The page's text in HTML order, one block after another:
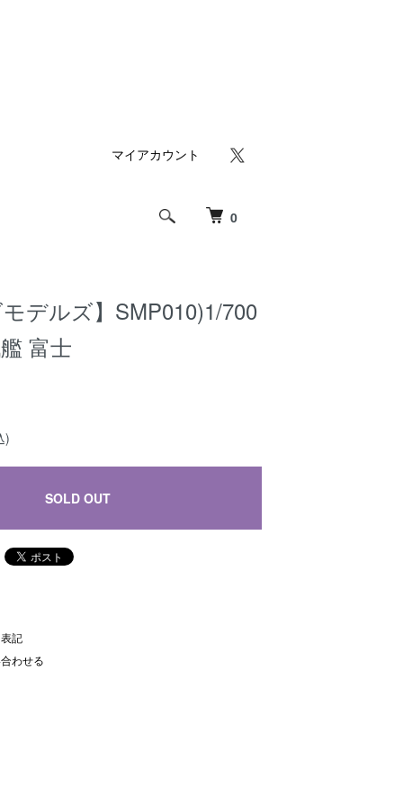
0
マイアカウント
デルズ】SMP010)1/700
富士
)
SOLD OUT
記
わせる